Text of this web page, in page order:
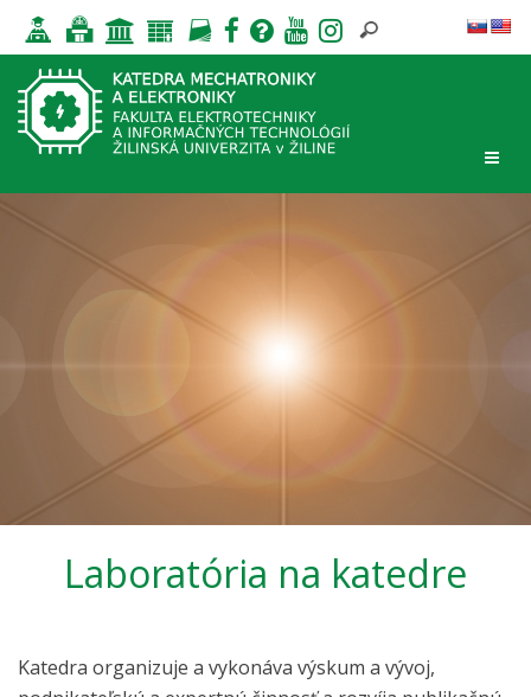
Laboratória na katedre
Katedra organizuje a vykonáva výskum a vývoj,